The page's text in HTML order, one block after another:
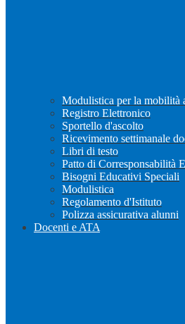
Modulistica per la mobilità
Registro Elettronico
Sportello d'ascolto
Ricevimento settimanale
Libri di testo
Patto di Corresponsabilità
Bisogni Educativi Speciali
Modulistica
Regolamento d'Istituto
Polizza assicurativa alunni
Docenti e ATA